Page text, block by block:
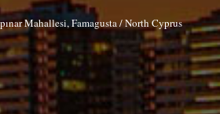
Mahallesi, Famagusta / North Cyprus